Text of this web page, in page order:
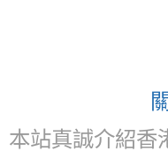
本站真誠介紹香